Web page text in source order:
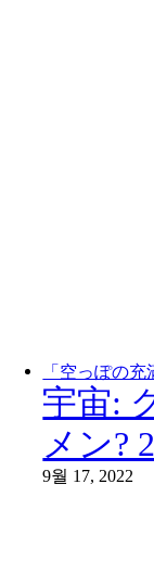
「空っぽの充
宇宙:
メン?
9월 17, 2022